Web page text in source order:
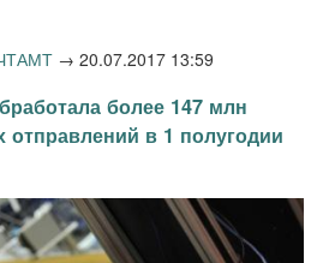
→ 20.07.2017 13:59
более 147 млн
в 1 полугодии